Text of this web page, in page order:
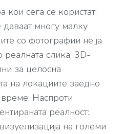
кои сега се користат:
даваат многу малку
со фотографии не ја
реалната слика; 3D-
за целосна
на локациите заедно
Наспроти
реалност:
на големи